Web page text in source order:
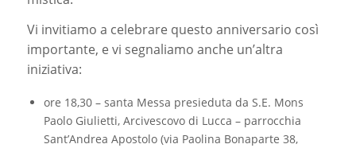
Vi invitiamo a celebrare questo anniversario così
importante, e vi segnaliamo anche un’altra
iniziativa:
ore 18,30 – santa Messa presieduta da S.E. Mons
Paolo Giulietti, Arcivescovo di Lucca – parrocchia
Sant’Andrea Apostolo (via Paolina Bonaparte 38,